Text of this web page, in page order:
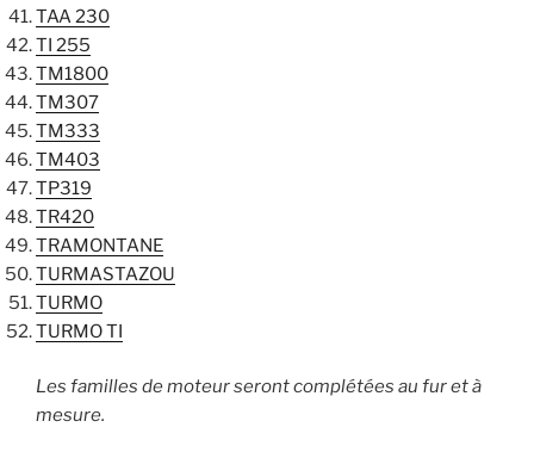
TAA 230
TI 255
TM1800
TM307
TM333
TM403
TP319
TR420
TRAMONTANE
TURMASTAZOU
TURMO
TURMO TI
Les familles de moteur seront complétées au fur et à
mesure.